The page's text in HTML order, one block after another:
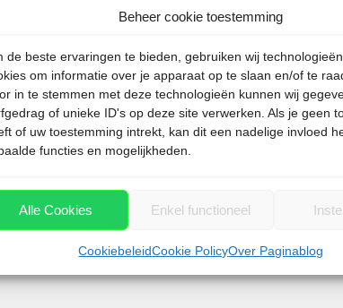
Beheer cookie toestemming
de beste ervaringen te bieden, gebruiken wij
om informatie over je apparaat op te slaan en/of te
in te stemmen met deze technologieën kunnen wij
of unieke ID's op deze site verwerken. Als je geen
of uw toestemming intrekt, kan dit een nadelige invloed
functies en mogelijkheden.
Alle Cookies Enkel functioneel
CookiebeleidCookie PolicyOver Paginablog